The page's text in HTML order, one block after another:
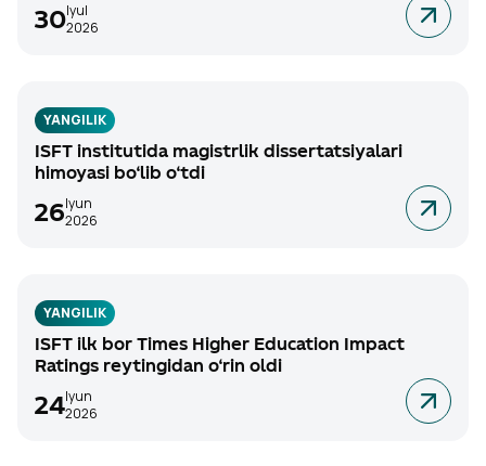
30Iyul
2026
YANGILIK
ISFT institutida magistrlik dissertatsiyalari
himoyasi bo‘lib o‘tdi
26Iyun
2026
YANGILIK
ISFT ilk bor Times Higher Education Impact
Ratings reytingidan o‘rin oldi
24Iyun
2026